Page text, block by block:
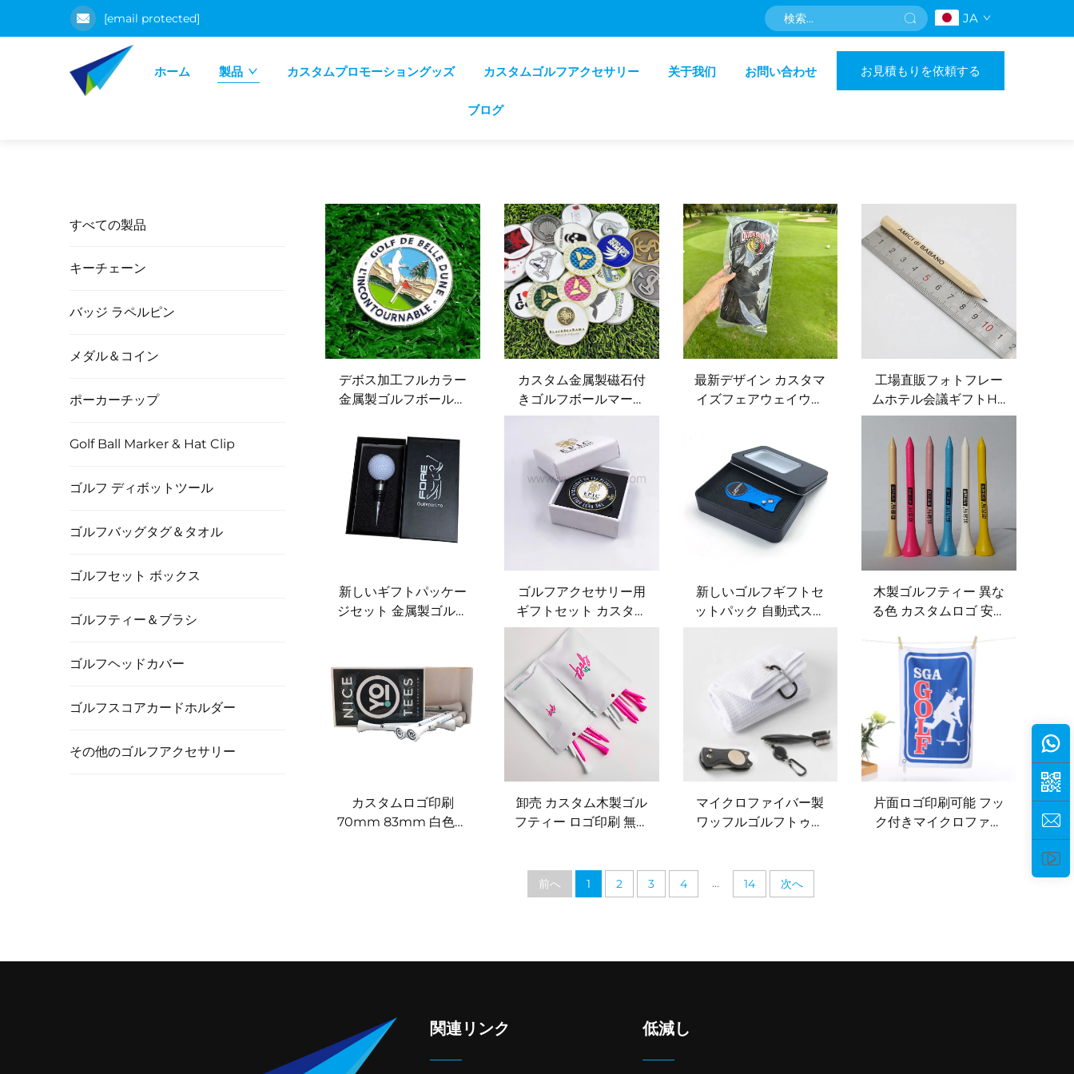
[email protected] JA
ホーム 製品 カスタムプロモーショングッズ カスタムゴルフアクセサリー 关于我们 お問い合わせ
ブログ
お見積もりを依頼する
すべての製品
キーチェーン
バッジ ラペルピン
メダル＆コイン
ポーカーチップ
Golf Ball Marker & Hat Clip
ゴルフ ディボットツール
ゴルフバッグタグ＆タオル
ゴルフセット ボックス
ゴルフティー＆ブラシ
ゴルフヘッドカバー
ゴルフスコアカードホルダー
その他のゴルフアクセサリー
デボス加工フルカラー
金属製ゴルフボールマ
タムロゴ付き
カスタム金属製磁石付
きゴルフボールマーカ
ー さまざまなデザイン
ロゴ入り帽子クリッ
プ・ディボットツール
用アクセサリー
最新デザイン カスタマ
イズフェアウェイウッ
レザー製ゴルフドライ
バーカバー
工場直販フォトフレー
ムホテル会議ギフトHB
鉛筆8.8cm木製環境に
やさしいカスタマイズ
可能ゴルフペン
新しいギフトパッケー
ジセット 金属製ゴルフ
ックス付き
ゴルフアクセサリー用
ギフトセット カスタム
印刷対応 ゴルフボール
マーカー 磁気付きゴル
フポーカーチップ ボッ
クス入りパッケージ
新しいゴルフギフトセ
ットパック 自動式ステ
ル カスタムロゴ金属ボ
ールマーカー付きゴル
フディボットツール
木製ゴルフティー 異な
る色 カスタムロゴ 安価
ムゴルフティー
カスタムロゴ印刷
70mm 83mm 白色プ
卸売 カスタム木製ゴル
フティー ロゴ印刷 無料
マイクロファイバー製
ワッフルゴルフトゥエ
ングブラシ スポーツゴ
ルフギフトセット
片面ロゴ印刷可能 フッ
ク付きマイクロファイ
前へ 1 2 3 4 ... 14 次へ
関連リンク 低減し